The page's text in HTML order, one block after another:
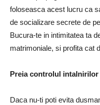
foloseasca acest lucru ca
de socializare secrete de
Bucura-te in intimitatea ta
matrimoniale, si profita cat
Preia controlul intalnirilor
Daca nu-ti poti evita